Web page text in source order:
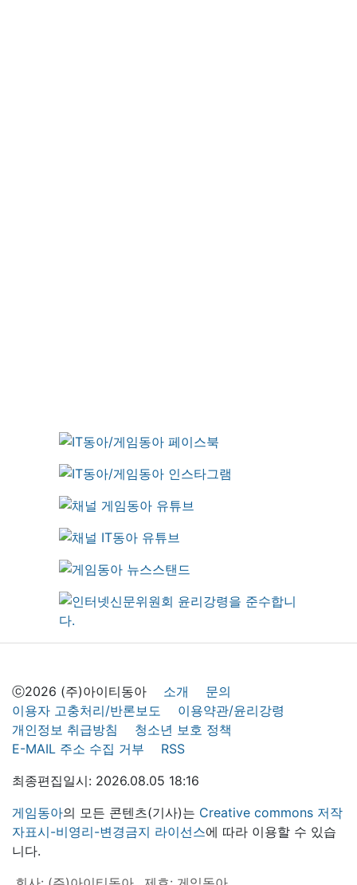
ⓒ2026 (주)아이티동아 소개
문의
이용자 고충처리/반론보도
이용약관/윤리강령
개인정보 취급방침
청소년 보호 정책
E-MAIL 주소 수집 거부
RSS
최종편집일시: 2026.08.05 18:16
게임동아의 모든 콘텐츠(기사)는 Creative commons 저작
자표시-비영리-변경금지 라이선스에 따라 이용할 수 있습
니다.